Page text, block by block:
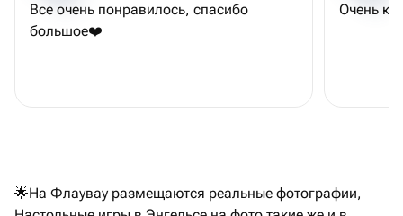
Все очень понравилось, спасибо
большое❤️
Очень
🌟На Флаувау размещаются реальные фотографии,